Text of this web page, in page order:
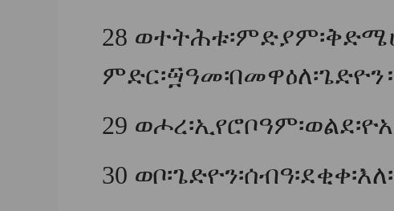
28
29
30